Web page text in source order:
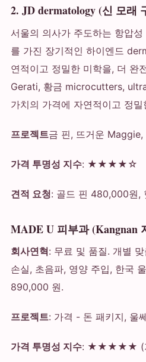
2. JD dermatology (신 모래
서울의 의사가 주도하는 항압
를 가진 장기적인 하이엔드
연적이고 정밀한 미학을, 더 완
Gerati, 황금 microcutters,
가치의 가격에 자연적이고 정
프로젝트금 핀, 뜨거운 Maggie,
가격 투명성 지수: ★★★★☆
견적 요청: 골드 핀 480,000원,
MADE U 피부과 (Kangnan
회사연혁: 무료 및 품질. 개별
손실, 초음파, 영양 주입, 한국
890,000 원.
프로젝트: 가격 - 돈 패키지, 울
가격 투명성 지수: ★★★★★ (